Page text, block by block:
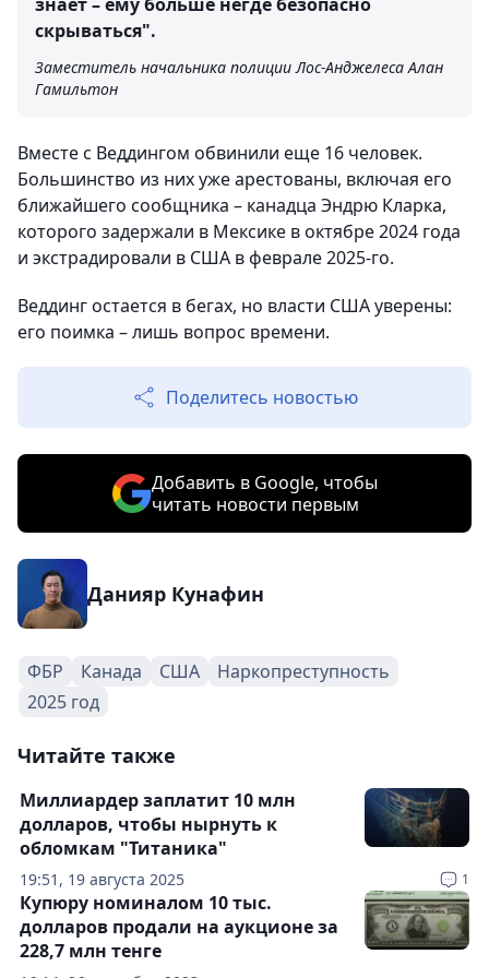
скрываться".
Заместитель начальника полиции Лос-Анджелеса Алан
Гамильтон
Вместе с Веддингом обвинили еще 16 человек.
Большинство из них уже арестованы, включая его
ближайшего сообщника – канадца Эндрю Кларка,
которого задержали в Мексике в октябре 2024 года
и экстрадировали в США в феврале 2025-го.
Веддинг остается в бегах, но власти США уверены:
его поимка – лишь вопрос времени.
Поделитесь новостью
Добавить в Google, чтобы
читать новости первым
Данияр Кунафин
ФБР Канада США
Наркопреступность
2025 год
Читайте также
19:51, 19 августа 2025 1
Миллиардер заплатит 10 млн
долларов, чтобы нырнуть к
обломкам "Титаника"
Купюру номиналом 10 тыс.
долларов продали на аукционе за
228,7 млн тенге